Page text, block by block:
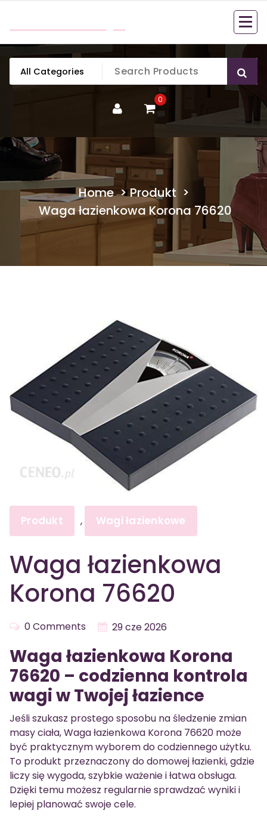
content
0
Home>Produkt >
Waga łazienkowa Korona 76620
Produkt , Wagi łazienkowe
Waga łazienkowa
Korona 76620
0 Comments 29 cze 2026
Waga łazienkowa Korona
76620 – codzienna kontrola
wagi w Twojej łazience
Jeśli szukasz prostego sposobu na śledzenie zmian
masy ciała, Waga łazienkowa Korona 76620 może
być praktycznym wyborem do codziennego użytku.
To produkt przeznaczony do domowej łazienki, gdzie
liczy się wygoda, szybkie ważenie i łatwa obsługa.
Dzięki temu możesz regularnie sprawdzać wyniki i
lepiej planować swoje cele.